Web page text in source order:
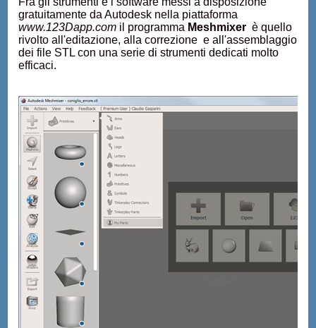
gratuitamente da Autodesk nella piattaforma
www.123Dapp.com il programma Meshmixer è quello
rivolto all'editazione, alla correzione e all'assemblaggio
dei file STL con una serie di strumenti dedicati molto
efficaci.